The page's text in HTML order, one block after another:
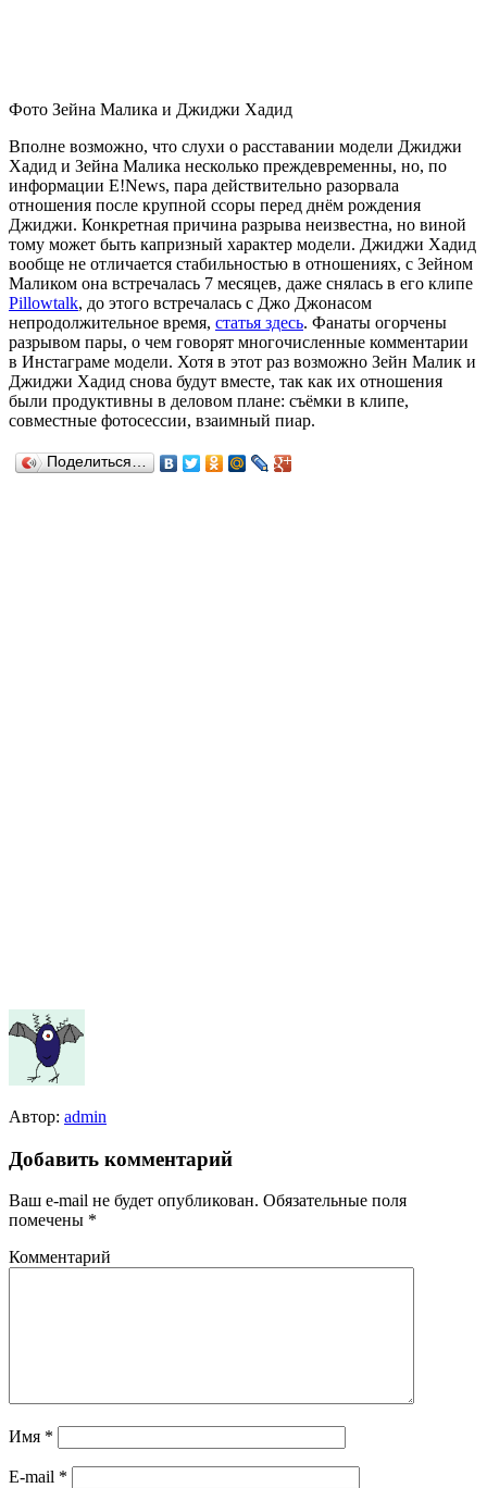
Фото Зейна Малика и Джиджи Хадид
Вполне возможно, что слухи о расставании модели Джиджи
Хадид и Зейна Малика несколько преждевременны, но, по
информации E!News, пара действительно разорвала
отношения после крупной ссоры перед днём рождения
Джиджи. Конкретная причина разрыва неизвестна, но виной
тому может быть капризный характер модели. Джиджи Хадид
вообще не отличается стабильностью в отношениях, с Зейном
Маликом она встречалась 7 месяцев, даже снялась в его клипе
Pillowtalk, до этого встречалась с Джо Джонасом
непродолжительное время, статья здесь. Фанаты огорчены
разрывом пары, о чем говорят многочисленные комментарии
в Инстаграме модели. Хотя в этот раз возможно Зейн Малик и
Джиджи Хадид снова будут вместе, так как их отношения
были продуктивны в деловом плане: съёмки в клипе,
совместные фотосессии, взаимный пиар.
Поделиться…
Автор: admin
Добавить комментарий
Ваш e-mail не будет опубликован. Обязательные поля
помечены *
Комментарий
Имя *
E-mail *